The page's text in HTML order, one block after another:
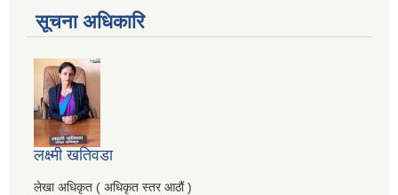
सूचना अधिकारि
लक्ष्मी खतिवडा
लेखा अधिकृत ( अधिकृत स्तर आठौं )